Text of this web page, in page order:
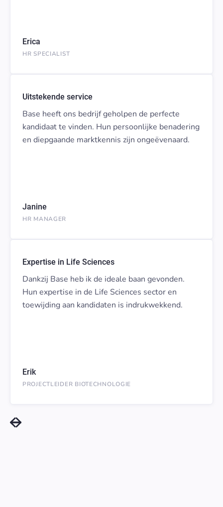
Erica
HR SPECIALIST
Uitstekende service
Base heeft ons bedrijf geholpen de perfecte
kandidaat te vinden. Hun persoonlijke benadering
en diepgaande marktkennis zijn ongeëvenaard.
Janine
HR MANAGER
Expertise in Life Sciences
Dankzij Base heb ik de ideale baan gevonden.
Hun expertise in de Life Sciences sector en
toewijding aan kandidaten is indrukwekkend.
Erik
PROJECTLEIDER BIOTECHNOLOGIE